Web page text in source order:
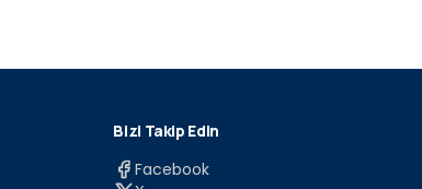
Bizi Takip Edin
Facebook